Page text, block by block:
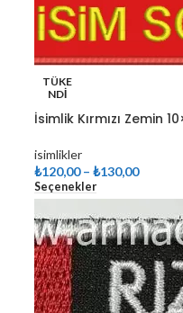
TÜKE
NDI
İsimlik Kırmızı Zemin
isimlikler
₺120,00 – ₺130,00
Seçenekler